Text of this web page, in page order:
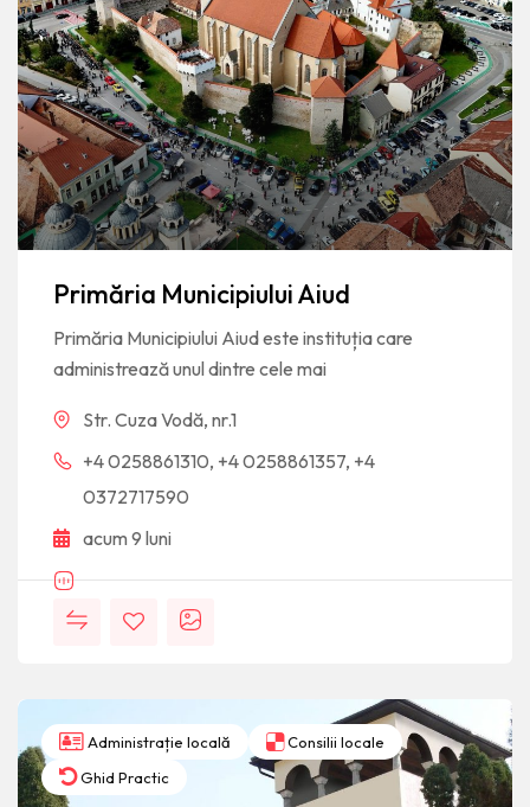
Primăria Municipiului Aiud
Primăria Municipiului Aiud este instituția care
administrează unul dintre cele mai
Str. Cuza Vodă, nr.1
+4 0258861310, +4 0258861357, +4
0372717590
acum 9 luni
Administrație locală
Consilii locale
Ghid Practic